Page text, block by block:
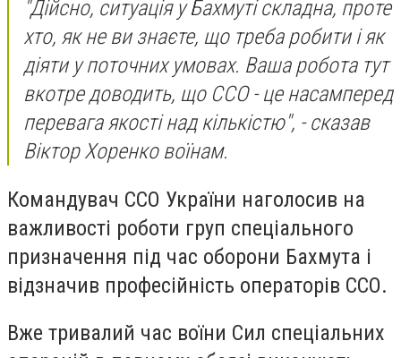
"Дійсно, ситуація у Бахмуті складна, проте
хто, як не ви знаєте, що треба робити і як
діяти у поточних умовах. Ваша робота тут
вкотре доводить, що ССО - це насамперед
перевага якості над кількістю", - сказав
Віктор Хоренко воїнам.
Командувач ССО України наголосив на
важливості роботи груп спеціального
призначення під час оборони Бахмута і
відзначив професійність операторів ССО.
Вже тривалий час воїни Сил спеціальних